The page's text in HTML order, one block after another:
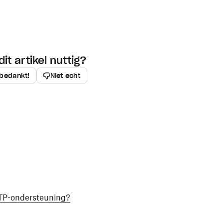
artikel nuttig?
Niet echt
ondersteuning?